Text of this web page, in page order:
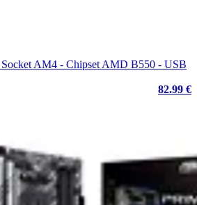
AM4 - Chipset AMD B550 - USB
82.99 €